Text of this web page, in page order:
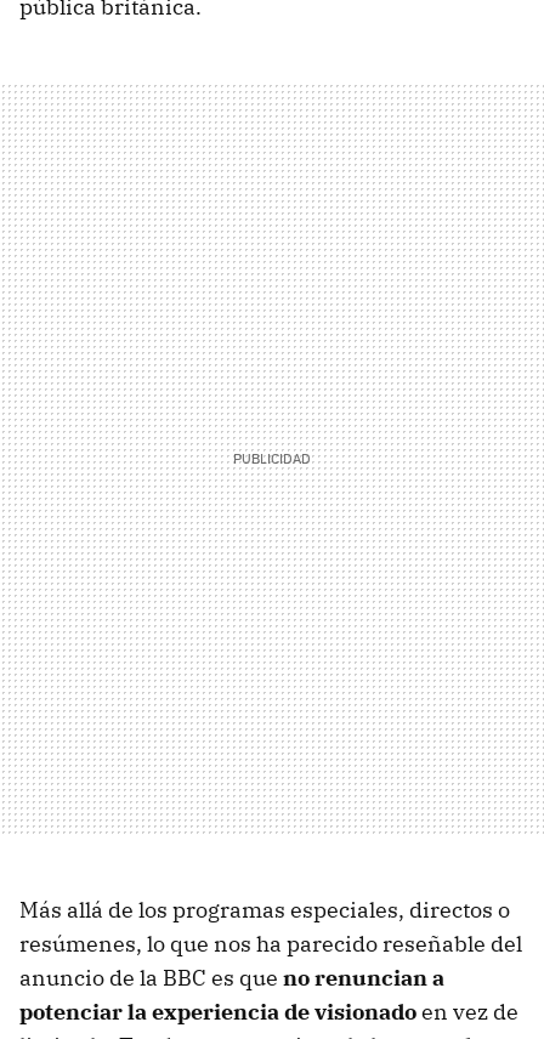
pública británica.
Más allá de los programas especiales, directos o
resúmenes, lo que nos ha parecido reseñable del
anuncio de la BBC es que no renuncian a
potenciar la experiencia de visionadoen vez de